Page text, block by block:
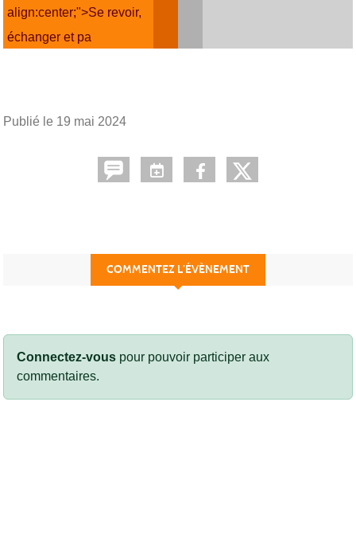
align:center;">Se revoir,
échanger et pa
Publié le 19 mai 2024
COMMENTEZ L’ÉVÈNEMENT
Connectez-vous pour pouvoir participer aux
commentaires.